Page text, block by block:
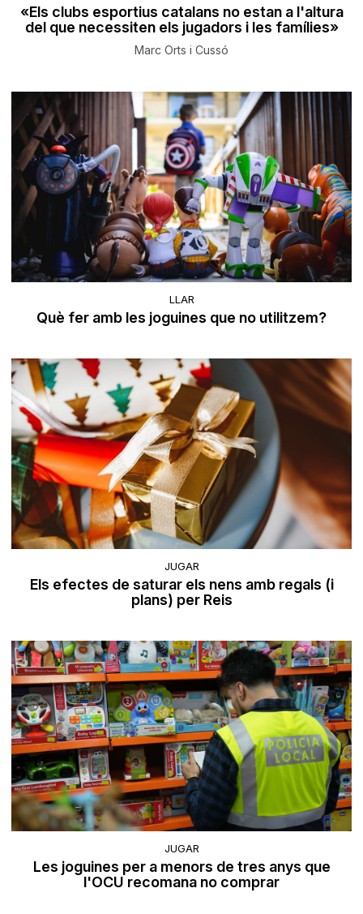
«Els clubs esportius catalans no estan a l'altura
del que necessiten els jugadors i les famílies»
Marc Orts i Cussó
LLAR
Què fer amb les joguines que no utilitzem?
JUGAR
Els efectes de saturar els nens amb regals (i
plans) per Reis
JUGAR
Les joguines per a menors de tres anys que
l'OCU recomana no comprar